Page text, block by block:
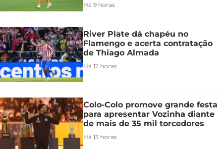
Há 9 horas
River Plate dá chapéu no
Flamengo e acerta contratação
de Thiago Almada
Há 12 horas
Colo-Colo promove grande festa
para apresentar Vozinha diante
de mais de 35 mil torcedores
Há 13 horas